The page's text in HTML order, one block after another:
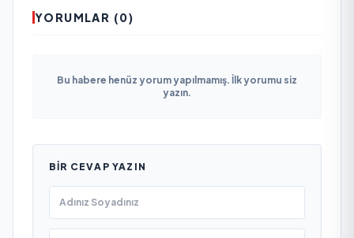
YORUMLAR (0)
Bu habere henüz yorum yapılmamış. İlk yorumu siz
yazın.
BIR CEVAP YAZIN